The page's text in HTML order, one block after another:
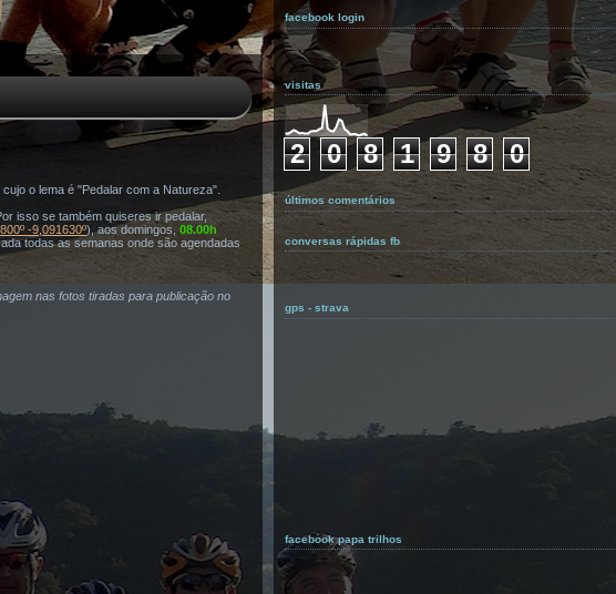
o lema é "Pedalar com a Natureza".
isso se também quiseres ir pedalar,
-9,091630º), aos domingos, 08.00h
todas as semanas onde são agendadas
nas fotos tiradas para publicação no
facebook login
visitas
2 0 8 1 9 8 0
últimos comentários
conversas rápidas fb
gps - strava
facebook papa trilhos